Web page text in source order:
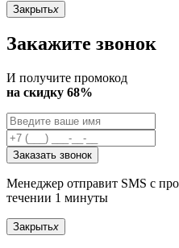
Закрытьx
Закажите звонок
И получите промокод
на скидку 68%
Заказать звонок
Менеджер отправит SMS с
течении 1 минуты
Закрытьx